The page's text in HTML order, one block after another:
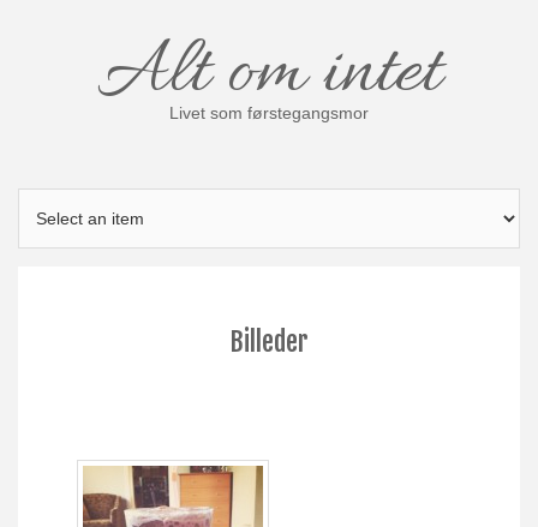
Alt om intet
Livet som førstegangsmor
Billeder